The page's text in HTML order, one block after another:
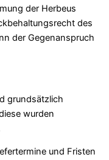
der Herbeus
des
der Gegenanspruch
grundsätzlich
wurden
und Fristen